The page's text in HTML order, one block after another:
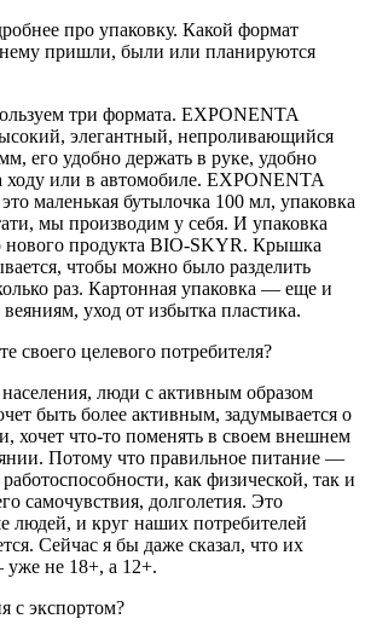
про упаковку. Какой формат
нему пришли, были или планируются
три формата. EXPONENTA
элегантный, непроливающийся
его удобно держать в руке, удобно
ходу или в автомобиле. EXPONENTA
маленькая бутылочка 100 мл, упаковка
мы производим у себя. И упаковка
нового продукта BIO-SKYR. Крышка
чтобы можно было разделить
раз. Картонная упаковка — еще и
уход от избытка пластика.
своего целевого потребителя?
люди с активным образом
быть более активным, задумывается о
хочет что-то поменять в своем внешнем
Потому что правильное питание —
как физической, так и
самочувствия, долголетия. Это
людей, и круг наших потребителей
Сейчас я бы даже сказал, что их
не 18+, а 12+.
с экспортом?